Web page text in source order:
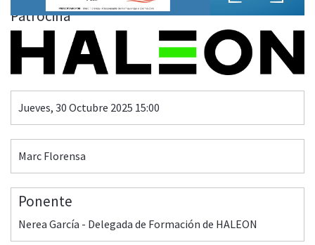
Patrocina
Jueves, 30 Octubre 2025 15:00
Marc Florensa
Ponente
Nerea García - Delegada de Formación de HALEON
26:50